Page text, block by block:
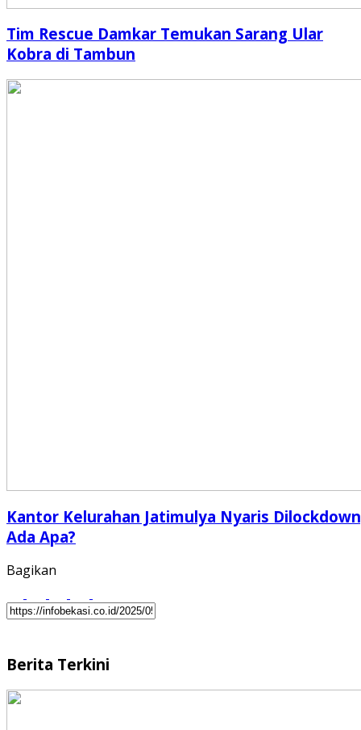
Tim Rescue Damkar Temukan Sarang Ular
Kobra di Tambun
Kantor Kelurahan Jatimulya Nyaris
Ada Apa?
Bagikan
Berita Terkini